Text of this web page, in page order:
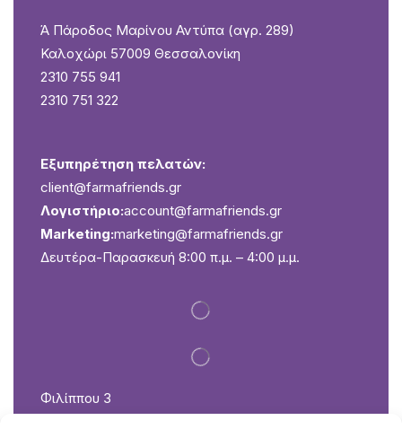
Ά Πάροδος Μαρίνου Αντύπα (αγρ. 289)
Καλοχώρι 57009 Θεσσαλονίκη
2310 755 941
2310 751 322
Εξυπηρέτηση πελατών:
client@farmafriends.gr
Λογιστήριο:account@farmafriends.gr
Marketing:marketing@farmafriends.gr
Δευτέρα-Παρασκευή 8:00 π.μ. – 4:00 μ.μ.
Φιλίππου 3